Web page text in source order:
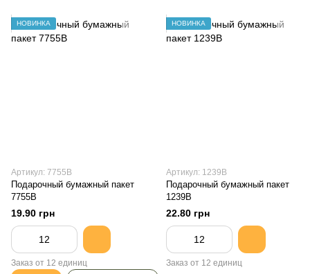
НОВИНКА
Артикул: 7755B
Подарочный бумажный пакет
7755B
19.90 грн
Заказ от 12 единиц
НОВИНКА
Артикул: 1239B
Подарочный бумажный пакет
1239B
22.80 грн
Заказ от 12 единиц